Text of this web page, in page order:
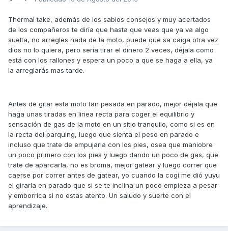
Thermal take, además de los sabios consejos y muy acertados
de los compañeros te diría que hasta que veas que ya va algo
suelta, no arregles nada de la moto, puede que sa caiga otra vez
dios no lo quiera, pero sería tirar el dinero 2 veces, déjala como
está con los rallones y espera un poco a que se haga a ella, ya
la arreglarás mas tarde.
Antes de gitar esta moto tan pesada en parado, mejor déjala que
haga unas tiradas en linea recta para coger el equilibrio y
sensación de gas de la moto en un sitio tranquilo, como si es en
la recta del parquing, luego que sienta el peso en parado e
incluso que trate de empujarla con los pies, osea que maniobre
un poco primero con los pies y luego dando un poco de gas, que
trate de aparcarla, no es broma, mejor gatear y luego correr que
caerse por correr antes de gatear, yo cuando la cogí me dió yuyu
el girarla en parado que si se te inclina un poco empieza a pesar
y emborrica si no estas atento. Un saludo y suerte con el
aprendizaje.